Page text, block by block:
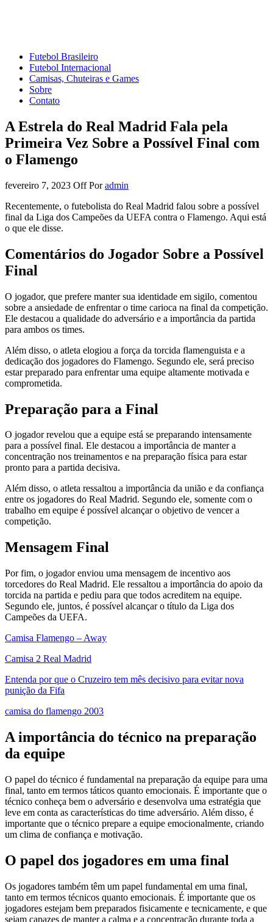
Futebol Brasileiro
Futebol Internacional
Camisas, Chuteiras e Games
Sobre
Contato
A Estrela do Real Madrid Fala pela
Primeira Vez Sobre a Possível Final com
o Flamengo
fevereiro 7, 2023 OffPor admin
Recentemente, o futebolista do Real Madrid falou sobre a possível
final da Liga dos Campeões da UEFA contra o Flamengo. Aqui está
o que ele disse.
Comentários do Jogador Sobre a Possível
Final
O jogador, que prefere manter sua identidade em sigilo, comentou
sobre a ansiedade de enfrentar o time carioca na final da competição.
Ele destacou a qualidade do adversário e a importância da partida
para ambos os times.
Além disso, o atleta elogiou a força da torcida flamenguista e a
dedicação dos jogadores do Flamengo. Segundo ele, será preciso
estar preparado para enfrentar uma equipe altamente motivada e
comprometida.
Preparação para a Final
O jogador revelou que a equipe está se preparando intensamente
para a possível final. Ele destacou a importância de manter a
concentração nos treinamentos e na preparação física para estar
pronto para a partida decisiva.
Além disso, o atleta ressaltou a importância da união e da confiança
entre os jogadores do Real Madrid. Segundo ele, somente com o
trabalho em equipe é possível alcançar o objetivo de vencer a
competição.
Mensagem Final
Por fim, o jogador enviou uma mensagem de incentivo aos
torcedores do Real Madrid. Ele ressaltou a importância do apoio da
torcida na partida e pediu para que todos acreditem na equipe.
Segundo ele, juntos, é possível alcançar o título da Liga dos
Campeões da UEFA.
Camisa Flamengo – Away
Camisa 2 Real Madrid
Entenda por que o Cruzeiro tem mês decisivo para evitar nova
punição da Fifa
camisa do flamengo 2003
A importância do técnico na preparação
da equipe
O papel do técnico é fundamental na preparação da equipe para uma
final, tanto em termos táticos quanto emocionais. É importante que o
técnico conheça bem o adversário e desenvolva uma estratégia que
leve em conta as características do time adversário. Além disso, é
importante que o técnico prepare a equipe emocionalmente, criando
um clima de confiança e motivação.
O papel dos jogadores em uma final
Os jogadores também têm um papel fundamental em uma final,
tanto em termos técnicos quanto emocionais. É importante que os
jogadores estejam bem preparados fisicamente e tecnicamente, e que
sejam capazes de manter a calma e a concentração durante toda a